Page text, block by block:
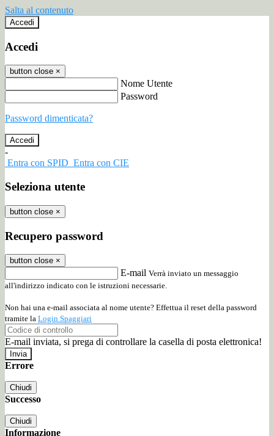
Salta al contenuto
Accedi
Accedi
button close ×
Nome Utente
Password
Password dimenticata?
-
Entra con SPID Entra con CIE
Seleziona utente
button close ×
Recupero password
button close ×
E-mail Verrà inviato un messaggio
all'indirizzo indicato con le istruzioni necessarie.
Non hai una e-mail associata al nome utente? Effettua il reset della password
tramite la Login Spaggiari
E-mail inviata, si prega di controllare la casella di posta elettronica!
Errore
Chiudi
Successo
Chiudi
Informazione